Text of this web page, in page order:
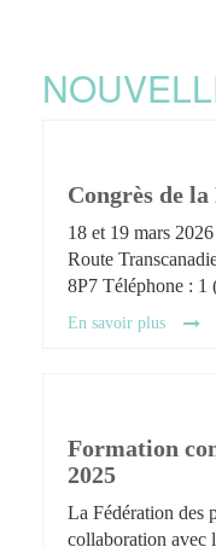
Congrès de la
18 et 19 mars
Route
8P7 Téléphone :
En savoir plus
Formation
2025
La Fédération des
collaboration avec